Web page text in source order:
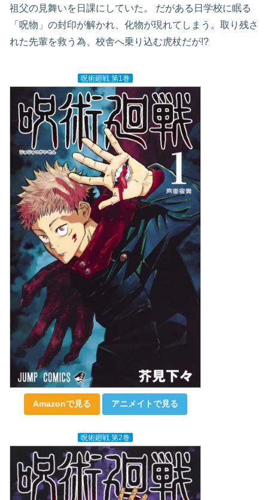
祖父の見舞いを日課にしていた。 だがある日学校に眠る
「呪物」の封印が解かれ、化物が現れてしまう。取り残さ
れた先輩を救う為、校舎へ乗り込む虎杖だが!?
呪術廻戦 第1巻
Amazonで見る アニメイトで見る
呪術廻戦 第2巻